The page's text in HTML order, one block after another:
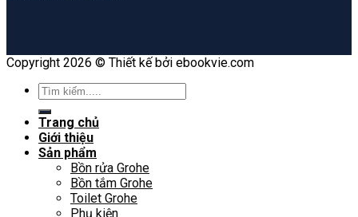
Copyright 2026 © Thiết kế bởi ebookvie.com
Search
for:
Trang chủ
Giới thiệu
Sản phẩm
Bồn rửa Grohe
Bồn tắm Grohe
Toilet Grohe
Phụ kiện